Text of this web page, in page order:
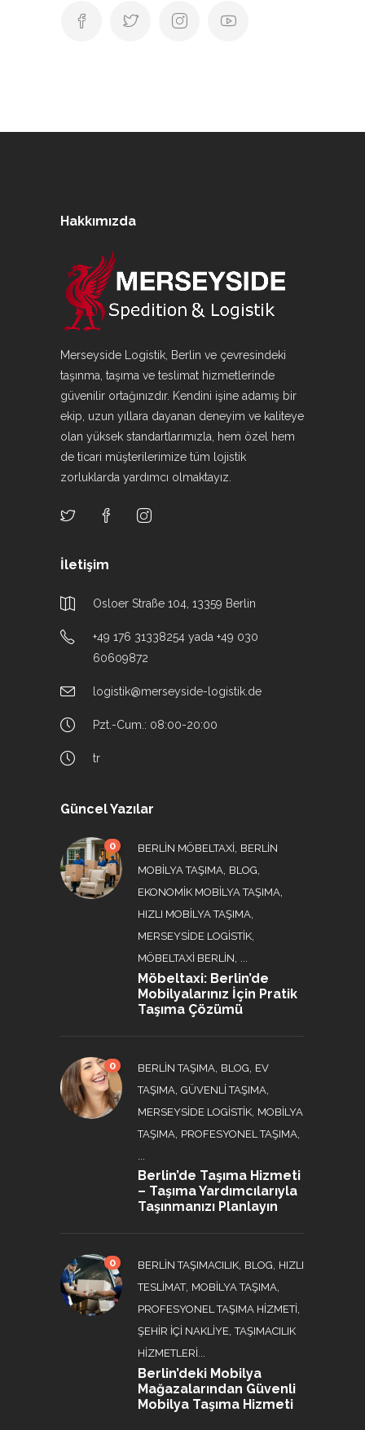
Hakkımızda
Merseyside Logistik, Berlin ve çevresindeki
taşınma, taşıma ve teslimat hizmetlerinde
güvenilir ortağınızdır. Kendini işine adamış bir
ekip, uzun yıllara dayanan deneyim ve kaliteye
olan yüksek standartlarımızla, hem özel hem
de ticari müşterilerimize tüm lojistik
zorluklarda yardımcı olmaktayız.
İletişim
Osloer Straße 104, 13359 Berlin
+49 176 31338254 yada +49 030
60609872
logistik@merseyside-logistik.de
Pzt.-Cum.: 08:00-20:00
tr
Güncel Yazılar
0 BERLIN MÖBELTAXI BERLIN
MOBILYA TAŞIMA BLOG
EKONOMIK MOBILYA TAŞIMA
HIZLI MOBILYA TAŞIMA
MERSEYSIDE LOGISTIK
MÖBELTAXI BERLIN
Möbeltaxi: Berlin’de
Mobilyalarınız İçin Pratik
Taşıma Çözümü
0 BERLIN TAŞIMA BLOG EV
TAŞIMA GÜVENLI TAŞIMA
MERSEYSIDE LOGISTIK MOBILYA
TAŞIMA PROFESYONEL TAŞIMA
Berlin’de Taşıma Hizmeti
– Taşıma Yardımcılarıyla
Taşınmanızı Planlayın
0 BERLIN TAŞIMACILIK BLOG HIZLI
TESLIMAT, MOBILYA TAŞIMA
PROFESYONEL TAŞIMA HIZMETI
ŞEHIR İÇI NAKLIYE ,TAŞIMACILIK
HIZMETLERI
Berlin’deki Mobilya
Mağazalarından Güvenli
Mobilya Taşıma Hizmeti